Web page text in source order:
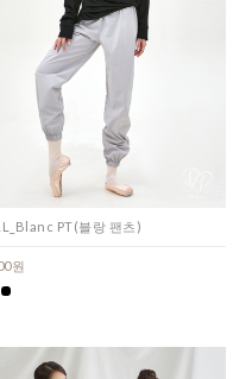
PT(블랑 팬츠)
원